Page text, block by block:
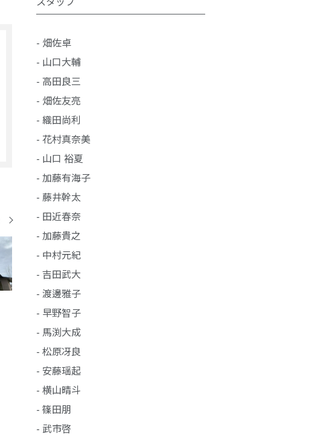
- 畑佐卓
- 山口大輔
- 高田良三
- 畑佐友亮
- 織田尚利
- 花村真奈美
- 山口 裕夏
- 加藤有海子
- 藤井幹太
- 田近春奈
- 加藤貴之
- 中村元紀
- 吉田武大
- 渡邊雅子
- 早野智子
- 馬渕大成
- 松原冴良
- 安藤瑶起
- 横山晴斗
- 篠田朋
- 武市啓